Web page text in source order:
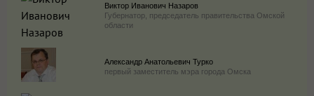
Виктор Иванович Назаров
Губернатор, председатель правительства Омской
области
Александр Анатольевич Турко
первый заместитель мэра города Омска